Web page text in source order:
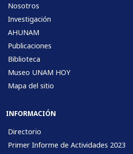
Nosotros
Investigación
AHUNAM
Publicaciones
Biblioteca
Museo UNAM HOY
Mapa del sitio
INFORMACIÓN
Directorio
Primer Informe de Actividades 2023